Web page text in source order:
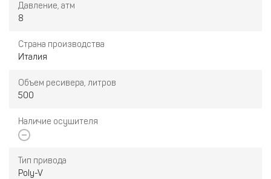
Давление, атм
8
Страна производства
Италия
Объем ресивера, литров
500
Наличие осушителя
Тип привода
Poly-V